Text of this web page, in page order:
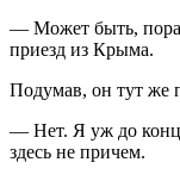
— Может быть, пора
приезд из Крыма.
Подумав, он тут же
— Нет. Я уж до
здесь не причем.